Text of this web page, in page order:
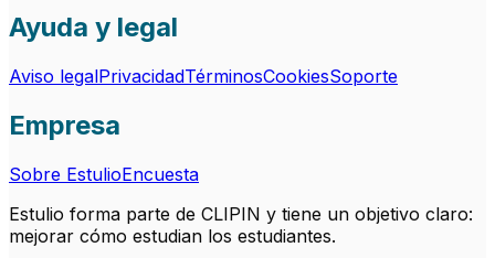
Ayuda y legal
Aviso legalPrivacidadTérminosCookiesSoporte
Empresa
Sobre EstulioEncuesta
Estulio forma parte de CLIPIN y tiene un objetivo claro:
mejorar cómo estudian los estudiantes.